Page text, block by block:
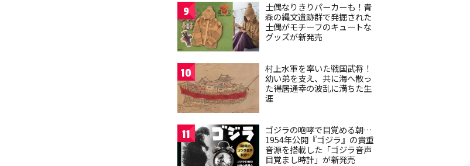
9
土偶なりきりパーカーも！青
森の縄文遺跡群で発掘された
土偶がモチーフのキュートな
グッズが新発売
10
村上水軍を率いた戦国武将！
幼い弟を支え、共に海へ散っ
た得居通幸の波乱に満ちた生
涯
11
ゴジラの咆哮で目覚める朝…
1954年公開『ゴジラ』の貴重
音源を搭載した「ゴジラ音声
目覚まし時計」が新発売